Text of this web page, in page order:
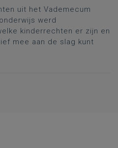
uit het Vademecum
werd
kinderrechten er zijn en
mee aan de slag kunt